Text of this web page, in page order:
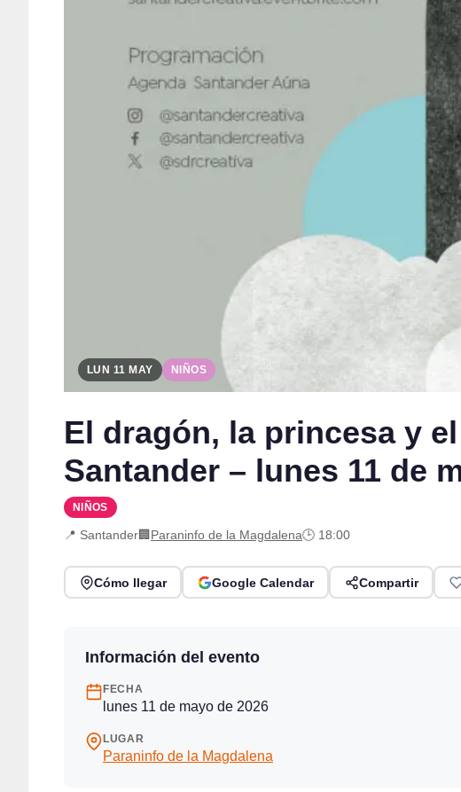
LUN 11 MAY NIÑOS
El dragón, la princesa y
Santander – lunes 11 de
NIÑOS
📍 Santander🏢 Paraninfo de la Magdalena🕒 18:00
Cómo llegar Google Calendar Compartir
Información del evento
FECHA
lunes 11 de mayo de 2026
LUGAR
Paraninfo de la Magdalena